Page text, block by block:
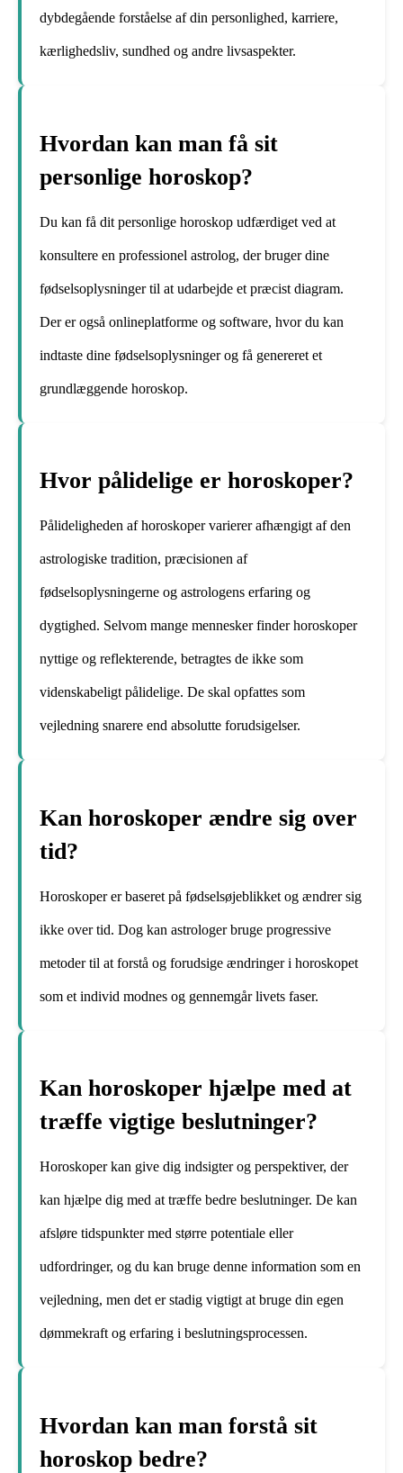
dybdegående forståelse af din personlighed, karriere,
kærlighedsliv, sundhed og andre livsaspekter.
Hvordan kan man få sit
personlige horoskop?
Du kan få dit personlige horoskop udfærdiget ved at
konsultere en professionel astrolog, der bruger dine
fødselsoplysninger til at udarbejde et præcist diagram.
Der er også onlineplatforme og software, hvor du kan
indtaste dine fødselsoplysninger og få genereret et
grundlæggende horoskop.
Hvor pålidelige er horoskoper?
Pålideligheden af ​​horoskoper varierer afhængigt af den
astrologiske tradition, præcisionen af ​​
fødselsoplysningerne og astrologens erfaring og
dygtighed. Selvom mange mennesker finder horoskoper
nyttige og reflekterende, betragtes de ikke som
videnskabeligt pålidelige. De skal opfattes som
vejledning snarere end absolutte forudsigelser.
Kan horoskoper ændre sig over
tid?
Horoskoper er baseret på fødselsøjeblikket og ændrer sig
ikke over tid. Dog kan astrologer bruge progressive
metoder til at forstå og forudsige ændringer i horoskopet
som et individ modnes og gennemgår livets faser.
Kan horoskoper hjælpe med at
træffe vigtige beslutninger?
Horoskoper kan give dig indsigter og perspektiver, der
kan hjælpe dig med at træffe bedre beslutninger. De kan
afsløre tidspunkter med større potentiale eller
udfordringer, og du kan bruge denne information som en
vejledning, men det er stadig vigtigt at bruge din egen
dømmekraft og erfaring i beslutningsprocessen.
Hvordan kan man forstå sit
horoskop bedre?